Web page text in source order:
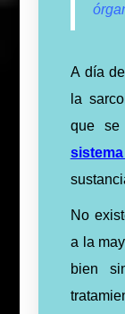
A día
la
que se
No
a la
bien